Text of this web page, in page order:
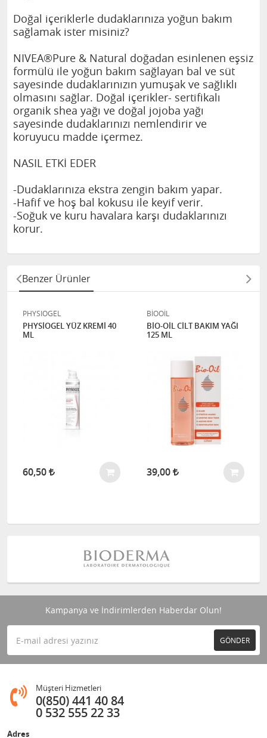
Doğal içeriklerle dudaklarınıza yoğun bakım
sağlamak ister misiniz?
NIVEA®Pure & Natural doğadan esinlenen eşsiz
formülü ile yoğun bakım sağlayan bal ve süt
sayesinde dudaklarınızın yumuşak ve sağlıklı
olmasını sağlar. Doğal içerikler- sertifikalı
organik shea yağı ve doğal jojoba yağı
sayesinde dudaklarınızı nemlendirir ve
koruyucu madde içermez.
NASIL ETKİ EDER
-Dudaklarınıza ekstra zengin bakım yapar.
-Hafif ve hoş bal kokusu ile keyif verir.
-Soğuk ve kuru havalara karşı dudaklarınızı
korur.
Benzer Ürünler
PHYSIOGEL
PHYSİOGEL YÜZ KREMİ 40
ML
60,50
BİOOİL
BİO-OİL CİLT BAKIM YAĞI
125 ML
39,00
Kampanya ve İndirimlerden Haberdar Olun!
GÖNDER
Müşteri Hizmetleri
0(850) 441 40 84
0 532 555 22 33
Adres